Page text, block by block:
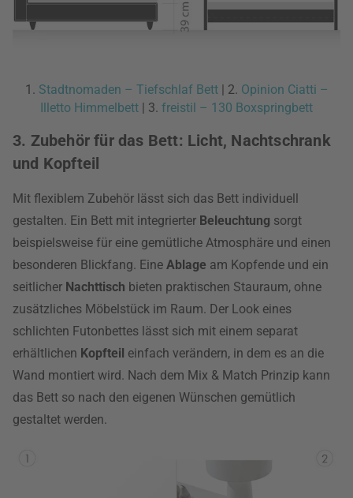
1. Stadtnomaden – Tiefschlaf Bett| 2. Opinion Ciatti –
Illetto Himmelbett | 3. freistil – 130 Boxspringbett
3. Zubehör für das Bett: Licht, Nachtschrank
und Kopfteil
Mit flexiblem Zubehör lässt sich das Bett individuell
gestalten. Ein Bett mit integrierter Beleuchtung sorgt
beispielsweise für eine gemütliche Atmosphäre und einen
besonderen Blickfang. Eine Ablage am Kopfende und ein
seitlicher Nachttisch bieten praktischen Stauraum, ohne
zusätzliches Möbelstück im Raum. Der Look eines
schlichten Futonbettes lässt sich mit einem separat
erhältlichen Kopfteil einfach verändern, in dem es an die
Wand montiert wird. Nach dem Mix & Match Prinzip kann
das Bett so nach den eigenen Wünschen gemütlich
gestaltet werden.